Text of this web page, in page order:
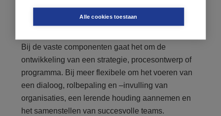
Alle cookies toestaan
structuurbepalende componenten en meer
flexibele, gedragsbepalende componenten.
Bij de vaste componenten gaat het om de
ontwikkeling van een strategie, procesontwerp of
programma. Bij meer flexibele om het voeren van
een dialoog, rolbepaling en –invulling van
organisaties, een lerende houding aannemen en
het samenstellen van succesvolle teams.